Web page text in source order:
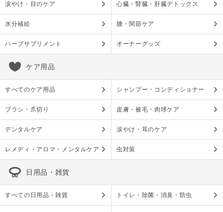
涙やけ・目のケア 心臓・腎臓・肝臓デトックス
水分補給 腰・関節ケア
ハーブサプリメント オーナーグッズ
ケア用品
すべてのケア用品 シャンプー・コンディショナー
ブラシ・爪切り 皮膚・被毛・肉球ケア
デンタルケア 涙やけ・耳のケア
レメディ・アロマ・メンタルケア 虫対策
日用品・雑貨
すべての日用品・雑貨 トイレ・除菌・消臭・防虫